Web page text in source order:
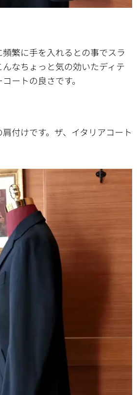
繁に手を入れるとの事でスラ
なちょっと気の効いたディテ
ートの良さです。
付けです。ザ、イタリアコート